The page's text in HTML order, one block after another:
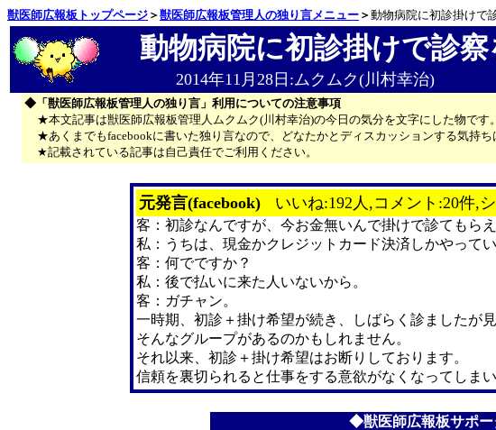
獣医師広報板トップページ ＞ 獣医師広報板管理人の独り言メニュー ＞ 動物病院に初診掛けで
動物病院に初診掛けで診
2014年11月28日:ムクムク(川村幸治)
◆「獣医師広報板管理人の独り言」利用についての注意事項
★本文記事は獣医師広報板管理人ムクムク(川村幸治)の今日の気分を文字にした物です。
★あくまでもfacebookに書いた独り言なので、どなたかとディスカッションする気持
★記載されている記事は自己責任でご利用ください。
元発言(facebook) いいね:192人,コメント:20件,
客：初診なんですが、今お金無いんで掛けで診てもら
私：うちは、現金かクレジットカード決済しかやってい
客：何でですか？
私：後で払いに来た人いないから。
客：ガチャン。
一時期、初診＋掛け希望が続き、しばらく診ましたが
そんなグループがあるのかもしれません。
それ以来、初診＋掛け希望はお断りしております。
信頼を裏切られると仕事をする意欲がなくなってしまい
◆獣医師広報板サポ